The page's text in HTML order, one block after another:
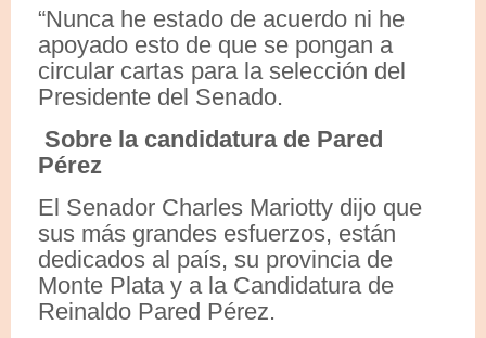
“Nunca he estado de acuerdo ni he
apoyado esto de que se pongan a
circular cartas para la selección del
Presidente del Senado.
Sobre la candidatura de Pared
Pérez
El Senador Charles Mariotty dijo que
sus más grandes esfuerzos, están
dedicados al país, su provincia de
Monte Plata y a la Candidatura de
Reinaldo Pared Pérez.